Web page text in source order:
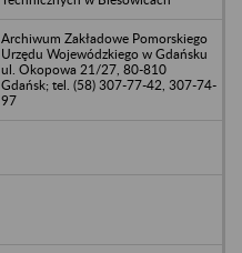
Archiwum Zakładowe Pomorskiego
Urzędu Wojewódzkiego w Gdańsku
ul. Okopowa 21/27, 80-810
Gdańsk; tel. (58) 307-77-42, 307-74-
97